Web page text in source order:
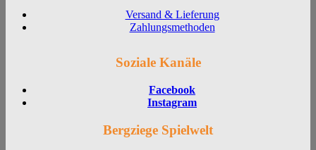
Versand & Lieferung
Zahlungsmethoden
Soziale Kanäle
Facebook
Instagram
Bergziege Spielwelt